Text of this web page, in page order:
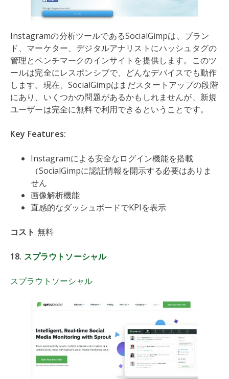
Instagramの分析ツールであるSocialGimpは、ブラン
ド、マーケター、デジタルアナリストにハッシュタグの
管理とベンチマークのインサイトを提供します。このツ
ールは完全にレスポンシブで、どんなデバイスでも動作
します。現在、SocialGimpはまだスタートアップの段階
にあり、いくつかの問題があるかもしれませんが、新規
ユーザーは完全に無料で利用できるということです。
Key Features:
Instagramによる安全なログイン機能を搭載
（SocialGimpに認証情報を開示する必要はありま
せん
画像解析機能
直感的なダッシュボードでKPIを表示
コスト 無料
18. スプラウトソーシャル
スプラウトソーシャル